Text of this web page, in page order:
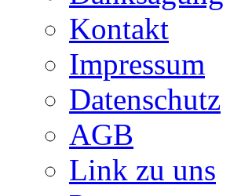
Kontakt
Impressum
Datenschutz
AGB
Link zu uns